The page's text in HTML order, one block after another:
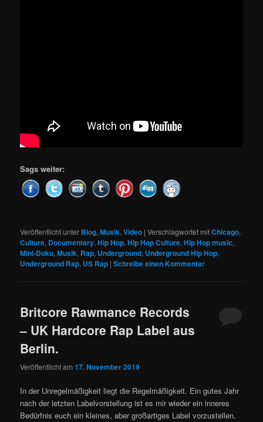
Sags weiter:
Veröffentlicht unter Blog,Musik,Video |Verschlagwortet mitChicago,
Culture, Documentary,Hip Hop,Hip Hop Culture,Hip Hop music,
Mini-Doku,Musik, Rap, Underground, Underground Hip Hop,
Underground Rap, US Rap |Schreibe einen Kommentar
Britcore Rawmance Records
– UK Hardcore Rap Label aus
Berlin.
Veröffentlicht am17. November 2019
In der Unregelmäßigkeit liegt die Regelmäßigkeit. Ein gutes Jahr
nach der letzten Labelvorstellung ist es mir wieder ein inneres
Bedürfnis euch ein kleines, aber großartiges Label vorzustellen.